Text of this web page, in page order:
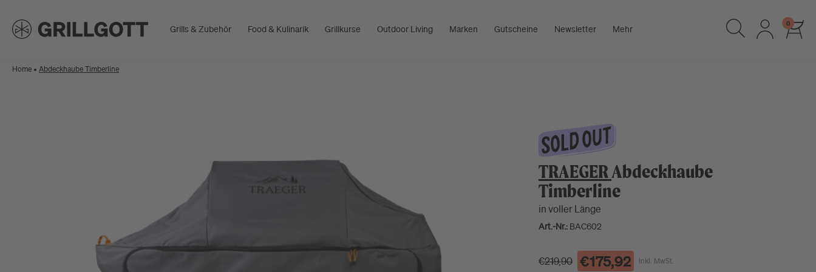
Grills & Zubehör Food & Kulinarik Grillkurse Outdoor Living Marken Gutscheine Newsletter Mehr
0
Home Abdeckhaube Timberline
TRAEGERAbdeckhaube
Timberline
in voller Länge
Art.-Nr.: BAC602
€219,90 €175,92 Inkl. MwSt.